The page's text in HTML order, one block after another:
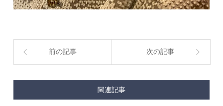
前の記事 次の記事
関連記事